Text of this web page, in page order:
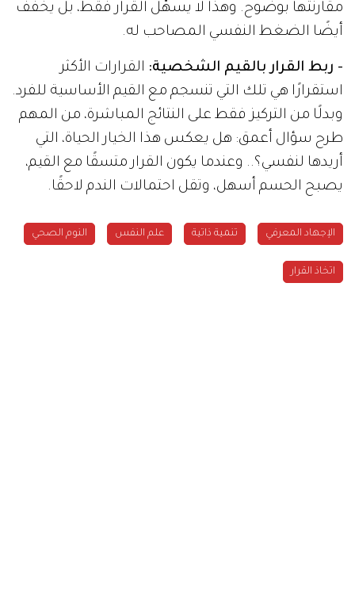
مقارنتها بوضوح. وهذا لا يسهّل القرار فقط، بل يخفف
أيضًا الضغط النفسي المصاحب له.
- ربط القرار بالقيم الشخصية: القرارات الأكثر
استقرارًا هي تلك التي تنسجم مع القيم الأساسية للفرد.
وبدلًا من التركيز فقط على النتائج المباشرة، من المهم
طرح سؤال أعمق: هل يعكس هذا الخيار الحياة، التي
أريدها لنفسي؟.. وعندما يكون القرار متسقًا مع القيم،
يصبح الحسم أسهل، وتقل احتمالات الندم لاحقًا.
الإجهاد المعرفي تنمية ذاتية علم النفس النوم الصحي
اتخاذ القرار